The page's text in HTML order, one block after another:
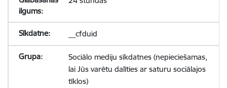
__cfduid
Sociālo mediju sīkdatnes (nepieciešamas,
lai Jūs varētu dalīties ar saturu sociālajos
tīklos)